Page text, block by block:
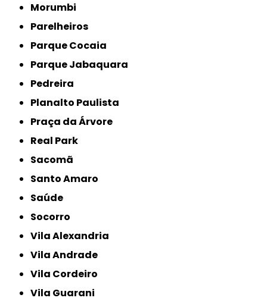
Morumbi
Parelheiros
Parque Cocaia
Parque Jabaquara
Pedreira
Planalto Paulista
Praça da Árvore
Real Park
Sacomã
Santo Amaro
Saúde
Socorro
Vila Alexandria
Vila Andrade
Vila Cordeiro
Vila Guarani